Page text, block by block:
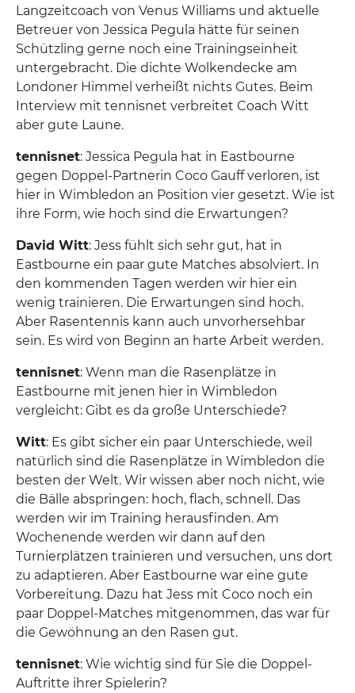
Langzeitcoach von Venus Williams und aktuelle
Betreuer von Jessica Pegula hätte für seinen
Schützling gerne noch eine Trainingseinheit
untergebracht. Die dichte Wolkendecke am
Londoner Himmel verheißt nichts Gutes. Beim
Interview mit tennisnet verbreitet Coach Witt
aber gute Laune.
tennisnet: Jessica Pegula hat in Eastbourne
gegen Doppel-Partnerin Coco Gauff verloren, ist
hier in Wimbledon an Position vier gesetzt. Wie ist
ihre Form, wie hoch sind die Erwartungen?
David Witt: Jess fühlt sich sehr gut, hat in
Eastbourne ein paar gute Matches absolviert. In
den kommenden Tagen werden wir hier ein
wenig trainieren. Die Erwartungen sind hoch.
Aber Rasentennis kann auch unvorhersehbar
sein. Es wird von Beginn an harte Arbeit werden.
tennisnet: Wenn man die Rasenplätze in
Eastbourne mit jenen hier in Wimbledon
vergleicht: Gibt es da große Unterschiede?
Witt: Es gibt sicher ein paar Unterschiede, weil
natürlich sind die Rasenplätze in Wimbledon die
besten der Welt. Wir wissen aber noch nicht, wie
die Bälle abspringen: hoch, flach, schnell. Das
werden wir im Training herausfinden. Am
Wochenende werden wir dann auf den
Turnierplätzen trainieren und versuchen, uns dort
zu adaptieren. Aber Eastbourne war eine gute
Vorbereitung. Dazu hat Jess mit Coco noch ein
paar Doppel-Matches mitgenommen, das war für
die Gewöhnung an den Rasen gut.
tennisnet: Wie wichtig sind für Sie die Doppel-
Auftritte ihrer Spielerin?